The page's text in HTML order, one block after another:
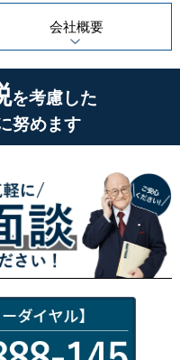
会社概要
を考慮した
努めます